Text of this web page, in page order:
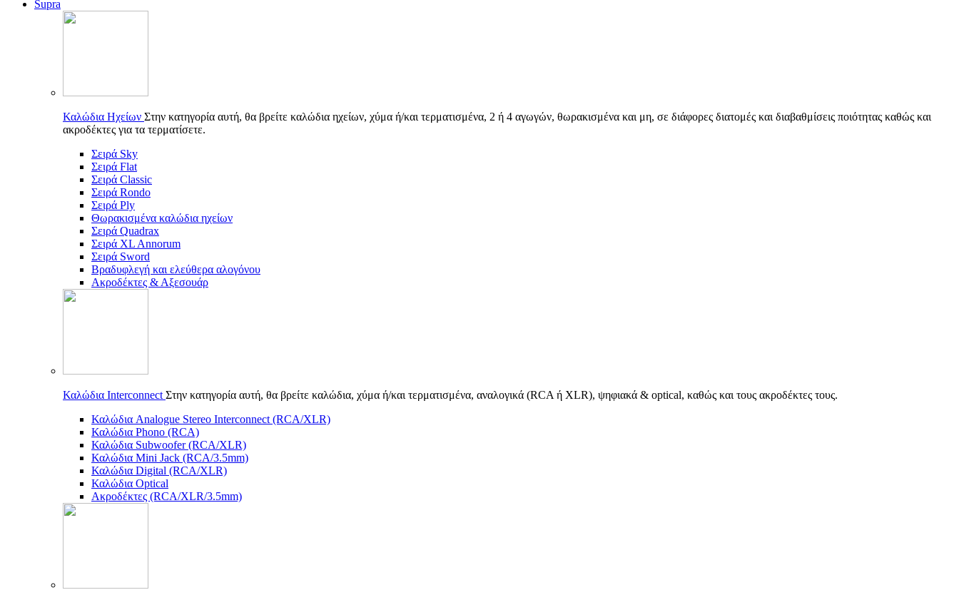
Supra
Καλώδια Ηχείων Στην κατηγορία αυτή, θα βρείτε καλώδια ηχείων, χύμα ή/και τερματισμένα, 2 ή 4 αγωγών, θωρακισμένα και μη, σε διάφορες διατομές και διαβαθμίσεις ποιότητας καθώς και
ακροδέκτες για τα τερματίσετε.
Σειρά Sky
Σειρά Flat
Σειρά Classic
Σειρά Rondo
Σειρά Ply
Θωρακισμένα καλώδια ηχείων
Σειρά Quadrax
Σειρά XL Annorum
Σειρά Sword
Βραδυφλεγή και ελεύθερα αλογόνου
Ακροδέκτες & Αξεσουάρ
Καλώδια Interconnect Στην κατηγορία αυτή, θα βρείτε καλώδια, χύμα ή/και τερματισμένα, αναλογικά (RCA ή XLR), ψηφιακά & optical, καθώς και τους ακροδέκτες τους.
Καλώδια Analogue Stereo Interconnect (RCA/XLR)
Καλώδια Phono (RCA)
Καλώδια Subwoofer (RCA/XLR)
Καλώδια Mini Jack (RCA/3.5mm)
Καλώδια Digital (RCA/XLR)
Καλώδια Optical
Ακροδέκτες (RCA/XLR/3.5mm)